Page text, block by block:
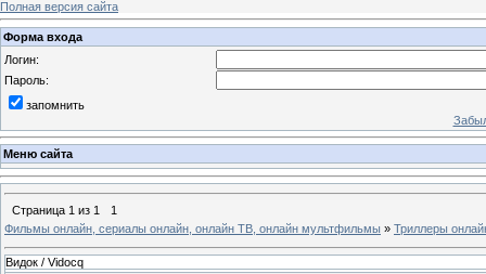
Полная версия сайта
Форма входа
Логин:
Пароль:
запомнить
Меню сайта
Страница 1 из 1
1
Фильмы онлайн, сериалы онлайн, онлайн ТВ, онлайн мультфильмы » Триллеры
Видок / Vidocq